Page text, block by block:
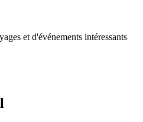
et d'événements intéressants